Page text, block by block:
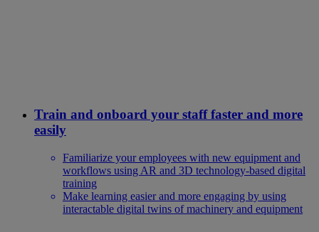
Train and onboard your staff faster and more
easily
Familiarize your employees with new equipment and
workflows using AR and 3D technology-based digital
training
Make learning easier and more engaging by using
interactable digital twins of machinery and equipment